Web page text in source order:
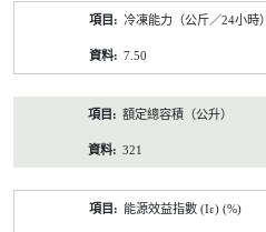
冷凍能力（公斤／24小時）
7.50
額定總容積（公升）
321
能源效益指數 (Iε) (%)